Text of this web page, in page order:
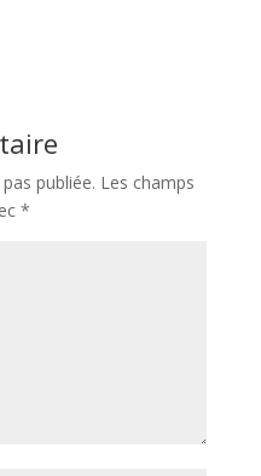
publiée. Les champs
*